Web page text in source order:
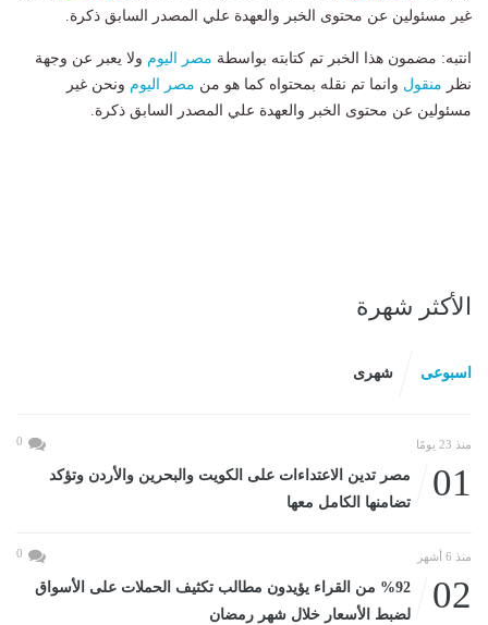
غير مسئولين عن محتوى الخبر والعهدة علي المصدر السابق ذكرة.
انتبه: مضمون هذا الخبر تم كتابته بواسطة مصر اليوم ولا يعبر عن وجهة
نظر منقول وانما تم نقله بمحتواه كما هو من مصر اليوم ونحن غير
مسئولين عن محتوى الخبر والعهدة علي المصدر السابق ذكرة.
الأكثر شهرة
اسبوعى شهرى
منذ 23 يومًا 0
01
مصر تدين الاعتداءات على الكويت والبحرين والأردن وتؤكد
تضامنها الكامل معها
منذ 6 أشهر 0
02
%92 من القراء يؤيدون مطالب تكثيف الحملات على الأسواق
لضبط الأسعار خلال شهر رمضان